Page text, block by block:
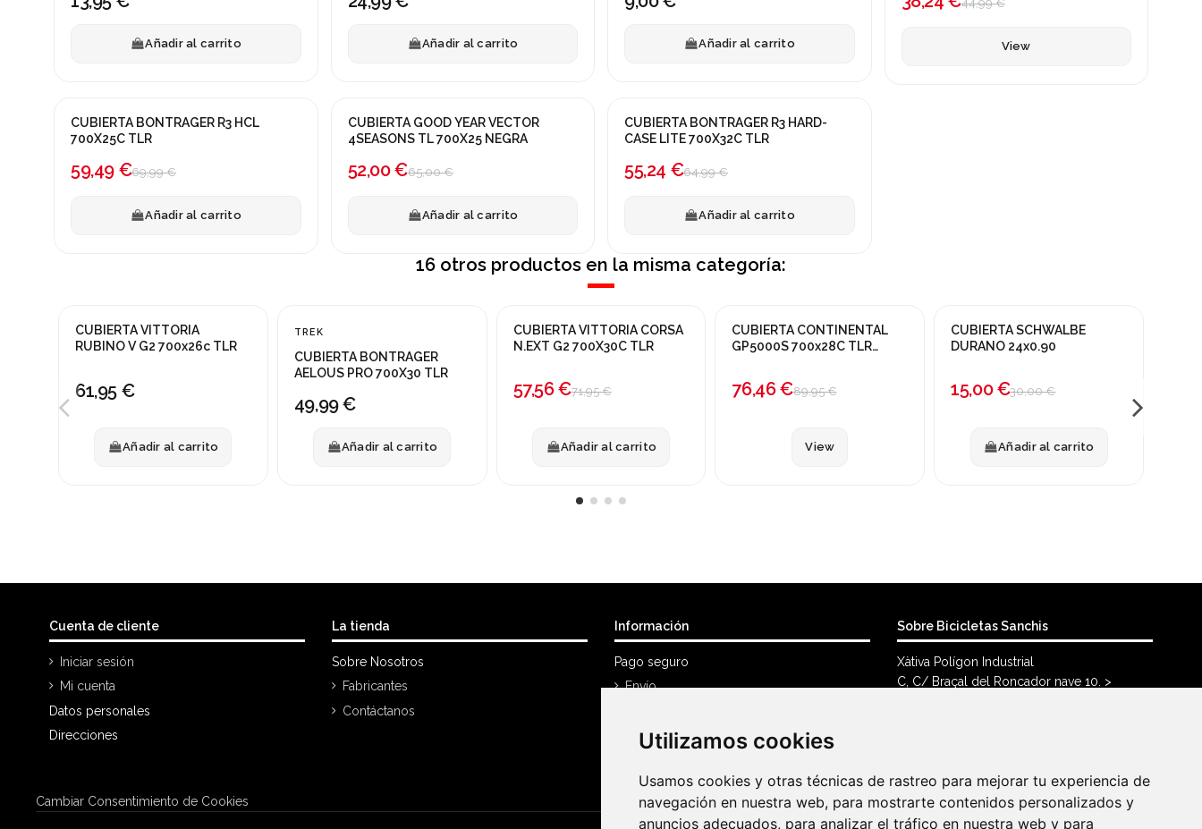
Utilizamos cookies
Usamos cookies y otras técnicas de rastreo para mejorar tu experiencia de
navegación en nuestra web, para mostrarte contenidos personalizados y
anuncios adecuados, para analizar el tráfico en nuestra web y para
Utilizamos cookies
Usamos cookies y otras técnicas de rastreo para mejorar tu experiencia de
navegación en nuestra web, para mostrarte contenidos personalizados y
anuncios adecuados, para analizar el tráfico en nuestra web y para
Añadir al carrito Añadir al carrito Añadir al carrito
44,99 €
View
¡En oferta!
CUBIERTA BONTRAGER R3 HCL
700X25C TLR
59,49 €69,99 €
Añadir al carrito
¡En oferta!
CUBIERTA GOOD YEAR VECTOR
4SEASONS TL 700X25 NEGRA
52,00 €65,00 €
Añadir al carrito
¡En oferta!
CUBIERTA BONTRAGER R3 HARD-
CASE LITE 700X32C TLR
55,24 €64,99 €
Añadir al carrito
16 otros productos en la misma categoría:
CUBIERTA VITTORIA
RUBINO V G2 700x26c TLR
61,95 €
Añadir al carrito
NUEVO
TREK
CUBIERTA BONTRAGER
AELOUS PRO 700X30 TLR
49,99 €
Añadir al carrito
¡En oferta!
CUBIERTA VITTORIA CORSA
N.EXT G2 700X30C TLR
57,56 €71,95 €
Añadir al carrito
¡En oferta!
CUBIERTA CONTINENTAL
GP5000S 700x28C TLR
76,46 €89,95 €
View
¡En oferta!
CUBIERTA SCHWALBE
DURANO 24x0.90
15,00 €30,00 €
Añadir al carrito
Cuenta de cliente
Iniciar sesión
Mi cuenta
Datos personales
Direcciones
La tienda
Sobre Nosotros
Fabricantes
Contáctanos
Información
Pago seguro
Envío
Mi cuenta
Sobre Bicicletas Sanchis
Xàtiva Polígon Industrial
C, C/ Braçal del Roncador nave 10. >
Cambiar Consentimiento de Cookies